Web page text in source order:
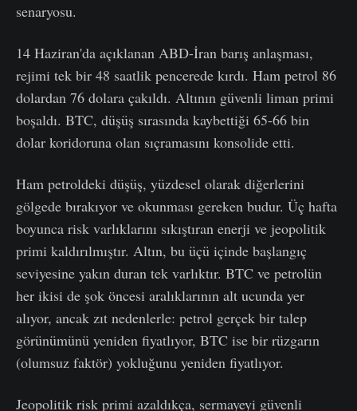
senaryosu.
14 Haziran'da açıklanan ABD-İran barış anlaşması,
rejimi tek bir 48 saatlik pencerede kırdı. Ham petrol 86
dolardan 76 dolara çakıldı. Altının güvenli liman primi
boşaldı. BTC, düşüş sırasında kaybettiği 65-66 bin
dolar koridoruna olan sıçramasını konsolide etti.
Ham petroldeki düşüş, yüzdesel olarak diğerlerini
gölgede bırakıyor ve okunması gereken budur. Üç hafta
boyunca risk varlıklarını sıkıştıran enerji ve jeopolitik
primi kaldırılmıştır. Altın, bu üçü içinde başlangıç
seviyesine yakın duran tek varlıktır. BTC ve petrolün
her ikisi de şok öncesi aralıklarının alt ucunda yer
alıyor, ancak zıt nedenlerle: petrol gerçek bir talep
görünümünü yeniden fiyatlıyor, BTC ise bir rüzgarın
(olumsuz faktör) yokluğunu yeniden fiyatlıyor.
Jeopolitik risk primi azaldıkça, sermayeyi güvenli